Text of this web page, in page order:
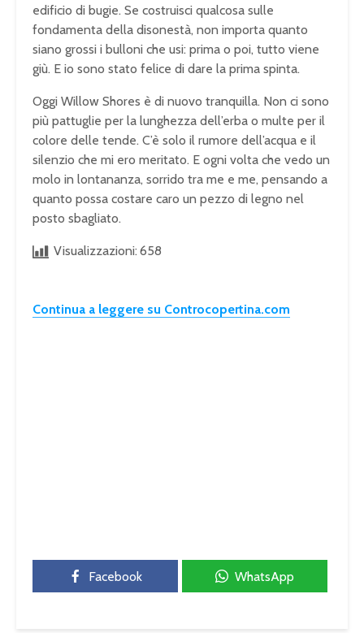
edificio di bugie. Se costruisci qualcosa sulle
fondamenta della disonestà, non importa quanto
siano grossi i bulloni che usi: prima o poi, tutto viene
giù. E io sono stato felice di dare la prima spinta.
Oggi Willow Shores è di nuovo tranquilla. Non ci sono
più pattuglie per la lunghezza dell’erba o multe per il
colore delle tende. C’è solo il rumore dell’acqua e il
silenzio che mi ero meritato. E ogni volta che vedo un
molo in lontananza, sorrido tra me e me, pensando a
quanto possa costare caro un pezzo di legno nel
posto sbagliato.
Visualizzazioni: 658
Continua a leggere su Controcopertina.com
Facebook WhatsApp